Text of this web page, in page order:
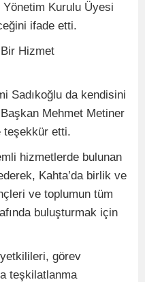
Kurulu Üyesi
ifade etti.
Hizmet
Sadıkoğlu da kendisini
Mehmet Metiner
teşekkür etti.
hizmetlerde bulunan
Kahta’da birlik ve
ve toplumun tüm
buluşturmak için
görev
teşkilatlanma